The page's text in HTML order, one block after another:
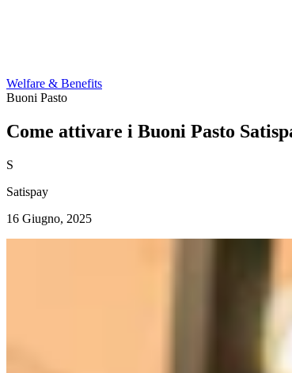
Welfare & Benefits
Buoni Pasto
Come attivare i Buoni Pasto
S
Satispay
16 Giugno, 2025